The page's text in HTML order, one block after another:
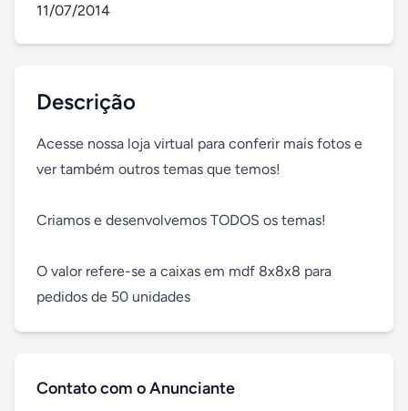
11/07/2014
Descrição
Acesse nossa loja virtual para conferir mais fotos e
ver também outros temas que temos!
Criamos e desenvolvemos TODOS os temas!
O valor refere-se a caixas em mdf 8x8x8 para
pedidos de 50 unidades
Contato com o Anunciante